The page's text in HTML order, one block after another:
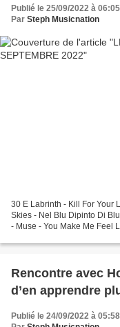
Publié le 25/09/2022 à 06:05
Par Steph Musicnation
30 E Labrinth - Kill For Your Love 29 E Charlotte Fever -
Skies - Nel Blu Dipinto Di Blu (Volare) 27 - MoHican -
- Muse - You Make Me Feel Like It's
Rencontre avec
d’en apprendre
Publié le 24/09/2022 à 05:58